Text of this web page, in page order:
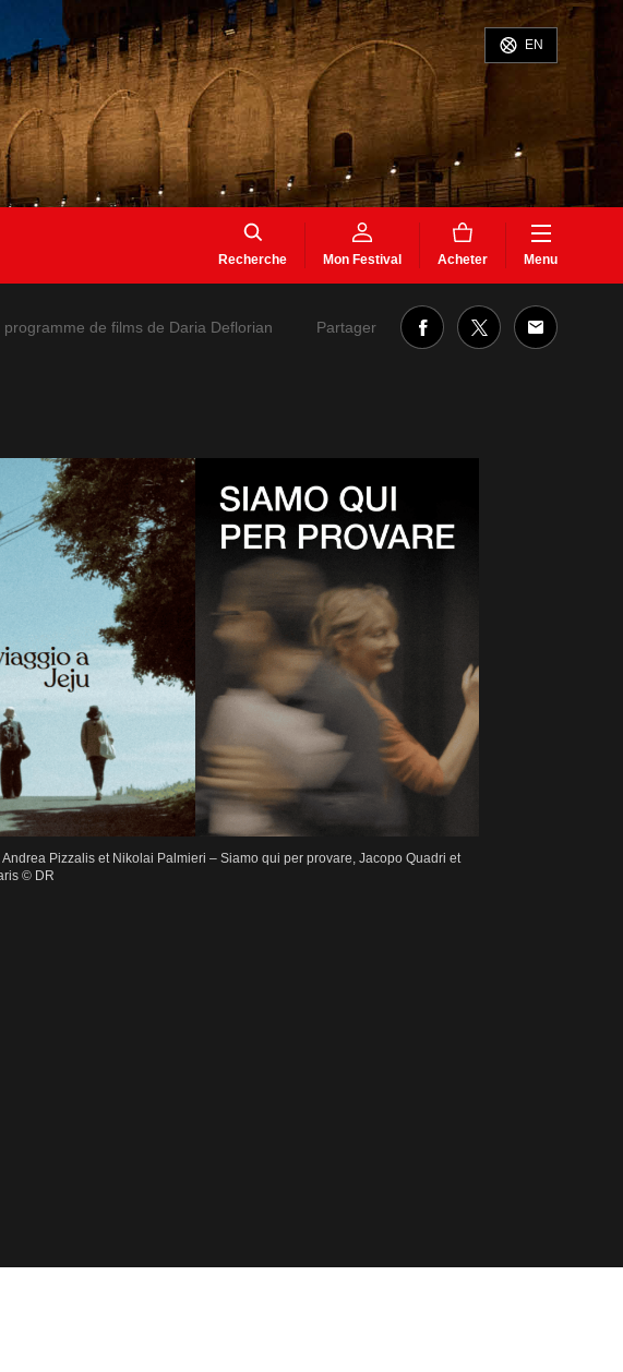
EN
Recherche Mon Festival Acheter Menu
programme de films de Daria Deflorian Partager
Pizzalis et Nikolai Palmieri – Siamo qui per provare, Jacopo Quadri et
© DR